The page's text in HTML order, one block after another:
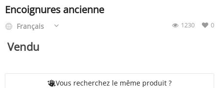
BILLET & COVOIT'
Français
Encoignures ancienne
0
1230
Français
Vendu
Vous recherchez le même produit ?